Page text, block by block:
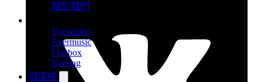
關於我們
Evervideo
Evermusic
Flacbox
Evertag
部落格